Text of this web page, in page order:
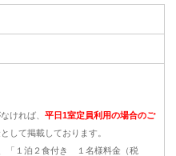
ければ、平日1室定員利用の場合のご
して掲載しております。
「１泊２食付き １名様料金（税